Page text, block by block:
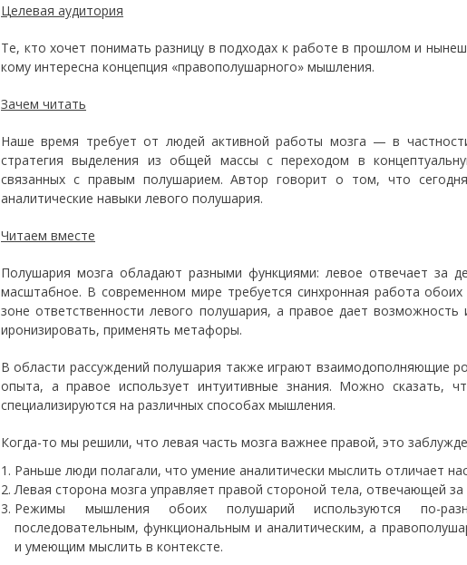
Целевая аудитория
Те, кто хочет понимать разницу в подходах к работе в прошлом и
кому интересна концепция «правополушарного» мышления.
Зачем читать
Наше время требует от людей активной работы мозга — в
стратегия выделения из общей массы с переходом в
связанных с правым полушарием. Автор говорит о том, что
аналитические навыки левого полушария.
Читаем вместе
Полушария мозга обладают разными функциями: левое отвечает за
масштабное. В современном мире требуется синхронная работа
зоне ответственности левого полушария, а правое дает
иронизировать, применять метафоры.
В области рассуждений полушария также играют взаимодополняющие
опыта, а правое использует интуитивные знания. Можно сказать,
специализируются на различных способах мышления.
Когда-то мы решили, что левая часть мозга важнее правой, это
Раньше люди полагали, что умение аналитически мыслить отличает
Левая сторона мозга управляет правой стороной тела, отвечающей
Режимы мышления обоих полушарий используются по-
последовательным, функциональным и аналитическим, а
и умеющим мыслить в контексте.